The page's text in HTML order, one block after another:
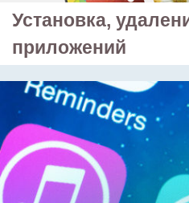
Установка,
приложений